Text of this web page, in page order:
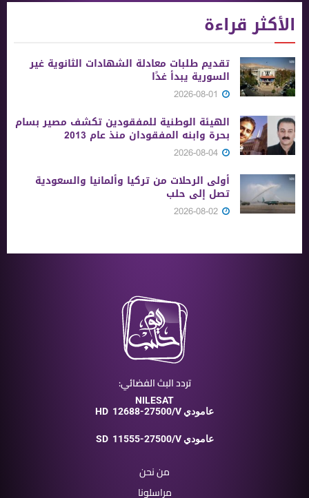
الأكثر قراءة
تقديم طلبات معادلة الشهادات الثانوية ‏غير
السورية يبدأ غدًا
الهيئة الوطنية للمفقودين تكشف مصير بسام
بحرة وابنه المفقودان منذ عام 2013
أولى الرحلات من ‏تركيا وألمانيا والسعودية
تصل إلى حلب
تردد البث الفضائي:
NILESAT
HD
12688-27500/V عامودي
SD 11555-27500/V عامودي
من نحن
مراسلونا